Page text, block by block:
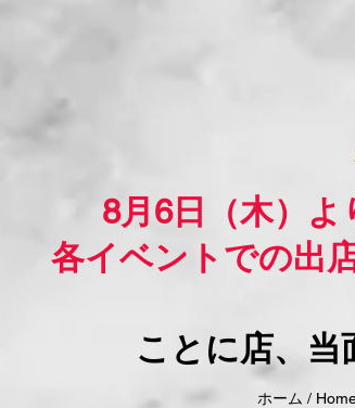
8月6日（木）
各イベントでの出
ことに店、
ホーム /